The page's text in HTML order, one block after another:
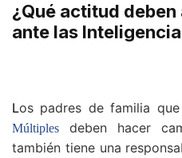
¿Qué actitud
ante las
Los padres de familia
Múltiples deben hacer
también tiene una